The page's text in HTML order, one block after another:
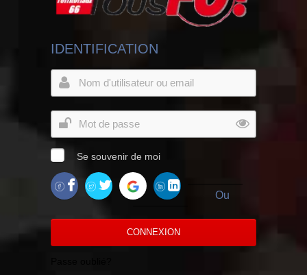
IDENTIFICATION
Se souvenir de moi
Ou
CONNEXION